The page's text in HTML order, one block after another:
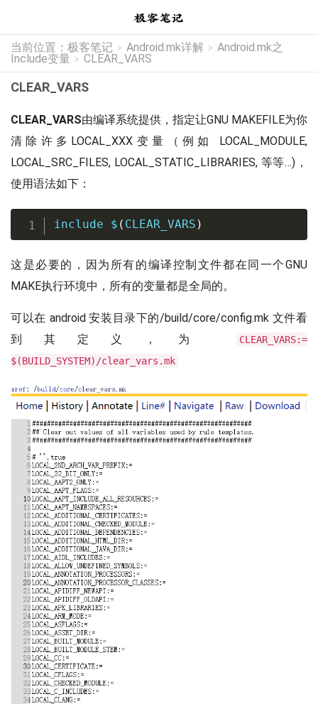
当前位置： 极客笔记 > Android.mk详解 > Android.mk之
Include变量 > CLEAR_VARS
CLEAR_VARS
CLEAR_VARS由编译系统提供，指定让GNU MAKEFILE为你
清除许多LOCAL_XXX变量（例如 LOCAL_MODULE,
LOCAL_SRC_FILES, LOCAL_STATIC_LIBRARIES, 等等…)，
使用语法如下：
include $ ( CLEAR_VARS )
这是必要的，因为所有的编译控制文件都在同一个GNU
MAKE执行环境中，所有的变量都是全局的。
可以在 android 安装目录下的/build/core/config.mk 文件看
到其定义，为
CLEAR_VARS:=
$(BUILD_SYSTEM)/clear_vars.mk